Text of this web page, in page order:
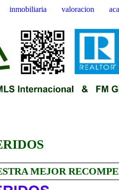
inmobiliaria valoracion
MEJOR